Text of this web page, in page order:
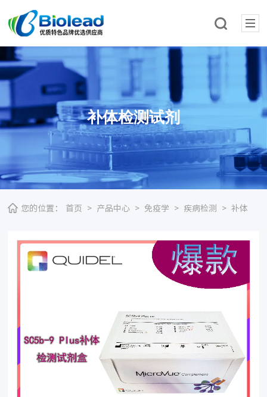
补体检测试剂
您的位置： 首页 > 产品中心 > 免疫学 > 疾病检测 > 补体